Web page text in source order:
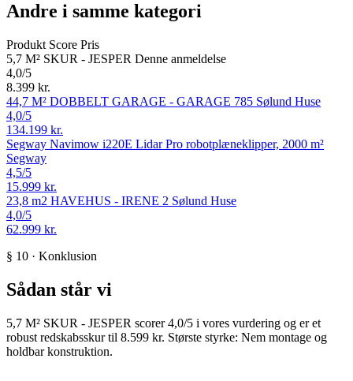
Andre i samme kategori
Produkt Score Pris
5,7 M² SKUR - JESPER Denne anmeldelse
4,0/5
8.399 kr.
44,7 M² DOBBELT GARAGE - GARAGE 785 Sølund Huse
4,0/5
134.199 kr.
Segway Navimow i220E Lidar Pro robotplæneklipper, 2000 m²
Segway
4,5/5
15.999 kr.
23,8 m2 HAVEHUS - IRENE 2 Sølund Huse
4,0/5
62.999 kr.
§ 10 · Konklusion
Sådan står vi
5,7 M² SKUR - JESPER scorer 4,0/5 i vores vurdering og er et
robust redskabsskur til 8.599 kr. Største styrke: Nem montage og
holdbar konstruktion.